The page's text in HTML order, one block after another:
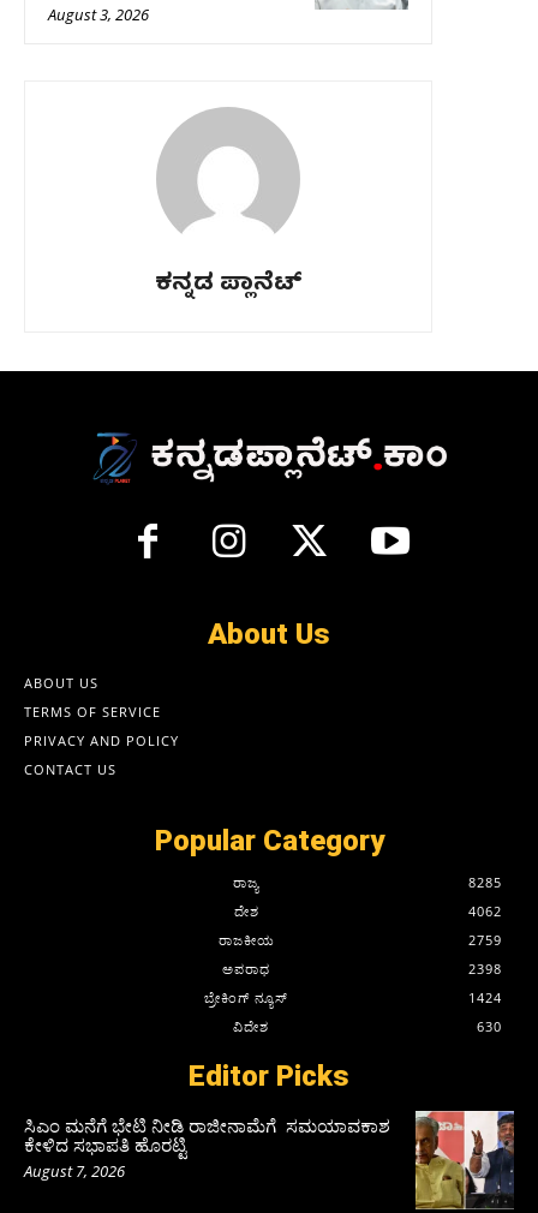
August 3, 2026
ಕನ್ನಡ ಪ್ಲಾನೆಟ್
About Us
ABOUT US
TERMS OF SERVICE
PRIVACY AND POLICY
CONTACT US
Popular Category
ರಾಜ್ಯ
8285
ದೇಶ
4062
ರಾಜಕೀಯ
2759
ಅಪರಾಧ
2398
ಬ್ರೇಕಿಂಗ್ ನ್ಯೂಸ್
1424
ವಿದೇಶ
630
Editor Picks
ಸಿಎಂ ಮನೆಗೆ ಭೇಟಿ ನೀಡಿ ರಾಜೀನಾಮೆಗೆ ಸಮಯಾವಕಾಶ
ಕೇಳಿದ ಸಭಾಪತಿ ಹೊರಟ್ಟಿ
August 7, 2026